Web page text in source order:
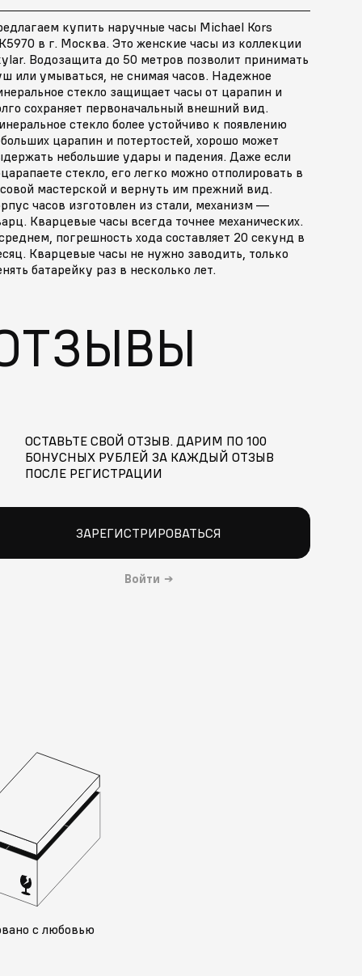
купить наручные часы Michael Kors
в г. Москва. Это женские часы из коллекции
Водозащита до 50 метров позволит принимать
или умываться, не снимая часов. Надежное
стекло защищает часы от царапин и
сохраняет первоначальный внешний вид.
стекло более устойчиво к появлению
царапин и потертостей, хорошо может
небольшие удары и падения. Даже если
стекло, его легко можно отполировать в
мастерской и вернуть им прежний вид.
часов изготовлен из стали, механизм —
Кварцевые часы всегда точнее механических.
погрешность хода составляет 20 секунд в
Кварцевые часы не нужно заводить, только
батарейку раз в несколько лет.
ОСТАВЬТЕ СВОЙ ОТЗЫВ. ДАРИМ ПО 100
БОНУСНЫХ РУБЛЕЙ ЗА КАЖДЫЙ ОТЗЫВ
ПОСЛЕ РЕГИСТРАЦИИ
ЗАРЕГИСТРИРОВАТЬСЯ
Войти →
с любовью